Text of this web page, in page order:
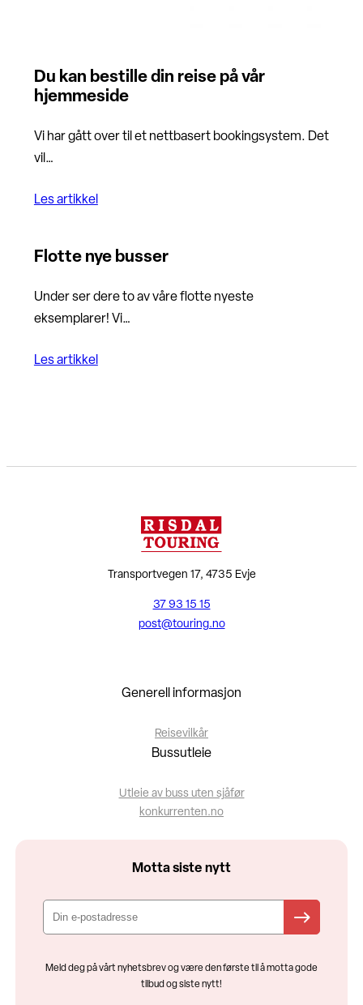
Du kan bestille din reise på vår
hjemmeside
Vi har gått over til et nettbasert bookingsystem. Det
vil…
Les artikkel
Flotte nye busser
Under ser dere to av våre flotte nyeste
eksemplarer! Vi…
Les artikkel
Transportvegen 17, 4735 Evje
37 93 15 15
post@touring.no
Generell informasjon
Reisevilkår
Bussutleie
Utleie av buss uten sjåfør
konkurrenten.no
Motta siste nytt
Meld deg på vårt nyhetsbrev og være den første til å motta gode
tilbud og siste nytt!